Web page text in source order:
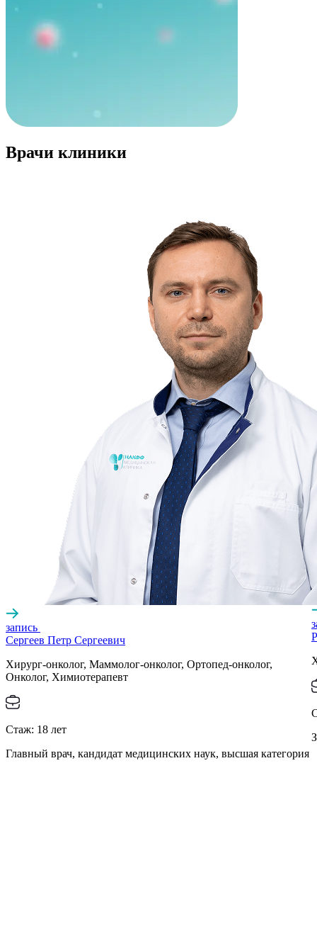
Врачи клиники
запись
Сергеев Петр Сергеевич
Хирург-онколог, Маммолог-онколог, Ортопед-онколог,
Онколог, Химиотерапевт
Стаж: 18 лет
Главный врач, кандидат медицинских наук, высшая категория